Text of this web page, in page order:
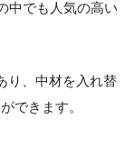
中でも人気の高い
り、中材を入れ替
できます。